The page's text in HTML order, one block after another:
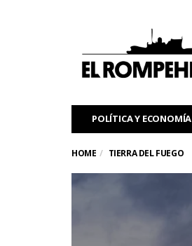
POLÍTICA Y ECONOMÍA
HOME TIERRA DEL FUEGO